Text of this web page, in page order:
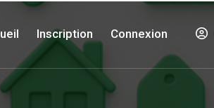
Inscription Connexion